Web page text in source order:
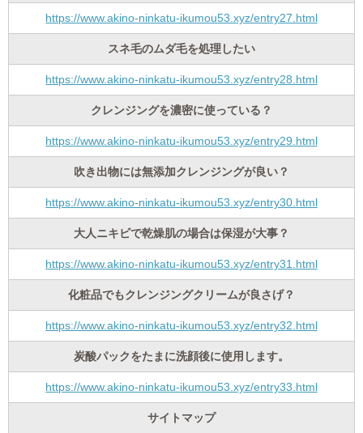
https://www.akino-ninkatu-ikumou53.xyz/entry27.html
スネ毛のムダ毛を処理したい
https://www.akino-ninkatu-ikumou53.xyz/entry28.html
クレンジングを濃密に使っている？
https://www.akino-ninkatu-ikumou53.xyz/entry29.html
吹き出物には無添加クレンジングが良い？
https://www.akino-ninkatu-ikumou53.xyz/entry30.html
大人ニキビで乾燥肌の場合は保湿が大事？
https://www.akino-ninkatu-ikumou53.xyz/entry31.html
化粧品でもクレンジングクリームが良さげ？
https://www.akino-ninkatu-ikumou53.xyz/entry32.html
炭酸パックをたまに洗顔後に使用します。
https://www.akino-ninkatu-ikumou53.xyz/entry33.html
サイトマップ